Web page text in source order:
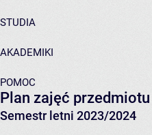
STUDIA
AKADEMIKI
POMOC
Plan zajęć
Semestr letni 2023/2024